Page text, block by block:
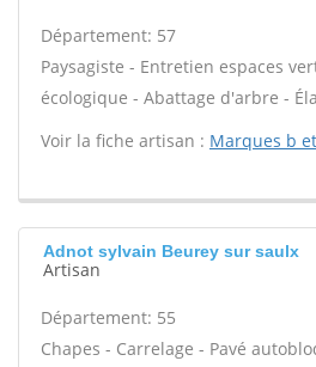
Département: 57
Paysagiste - Entretien espaces
écologique - Abattage d'arbre -
Voir la fiche artisan : Marques b
Adnot sylvain Beurey sur saulx
Artisan
Département: 55
Chapes - Carrelage - Pavé